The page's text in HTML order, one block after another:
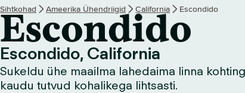
i
a
l
e
h
Sihtkohad Ameerika Ühendriigid California Escondido
Escondido
Escondido, California
Sukeldu ühe maailma lahedaima linna
kaudu tutvud kohalikega lihtsasti.